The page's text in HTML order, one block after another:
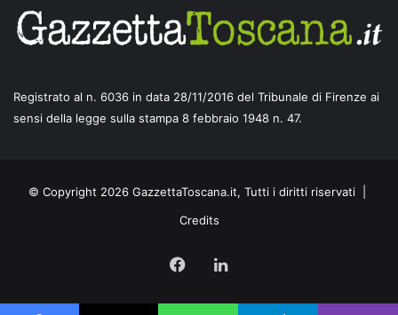
Registrato al n. 6036 in data 28/11/2016 del Tribunale di Firenze ai
sensi della legge sulla stampa 8 febbraio 1948 n. 47.
© Copyright 2026 GazzettaToscana.it, Tutti i diritti riservati |
Credits
FacebookLinkedIn